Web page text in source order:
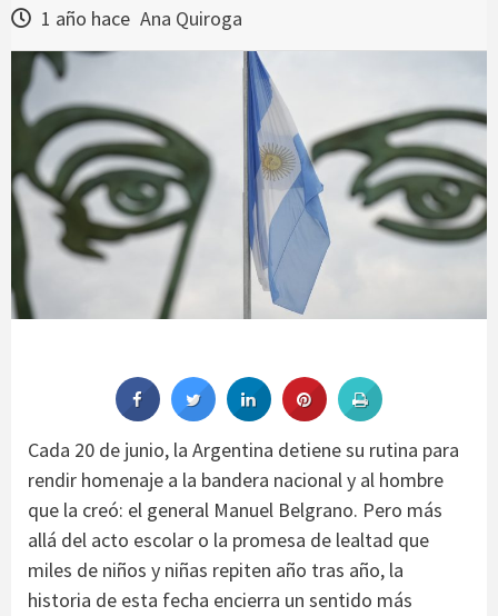
1 año hace Ana Quiroga
Cada 20 de junio, la Argentina detiene su rutina para
rendir homenaje a la bandera nacional y al hombre
que la creó: el general Manuel Belgrano. Pero más
allá del acto escolar o la promesa de lealtad que
miles de niños y niñas repiten año tras año, la
historia de esta fecha encierra un sentido más